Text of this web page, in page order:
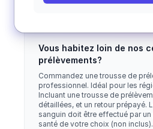
Vous habitez loin de nos
prélèvements?
Commandez une trousse de
professionnel. Idéal pour les
Incluant une trousse de
détaillées, et un retour prépayé.
sanguin doit être effectué par
santé de votre choix (non inclus).